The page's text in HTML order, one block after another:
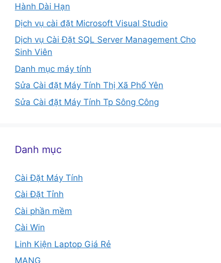
Hành Dài Hạn
Dịch vụ cài đặt Microsoft Visual Studio
Dịch vụ Cài Đặt SQL Server Management Cho
Sinh Viên
Danh mục máy tính
Sửa Cài đặt Máy Tính Thị Xã Phổ Yên
Sửa Cài đặt Máy Tính Tp Sông Công
Danh mục
Cài Đặt Máy Tính
Cài Đặt Tỉnh
Cài phần mềm
Cài Win
Linh Kiện Laptop Giá Rẻ
MẠNG